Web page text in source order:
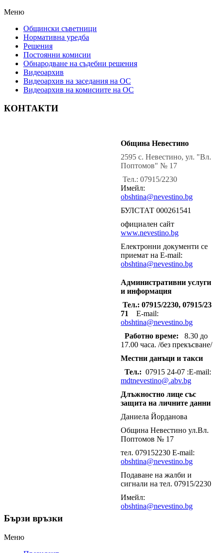
Меню
Общински съветници
Нормативна уредба
Решения
Постоянни комисии
Обнародване на съдебни решения
Видеоархив
Видеоархив на заседания на ОС
Видеоархив на комисиите на ОС
КОНТАКТИ
Община Невестино
2595 с. Невестино, ул. "Вл.
Поптомов" № 17
Тел.: 07915/2230
Имейл:
obshtina@nevestino.bg
БУЛСТАТ 000261541
официален сайт
www.nevestino.bg
Електронни документи се
приемат на E-mail:
obshtina@nevestino.bg
Административни услуги
и информация
Тел.: 07915/2230, 07915/23
71
E-mail:
obshtina@nevestino.bg
Работно време: 8.30 до
17.00 часа. /без прекъсване/
Местни данъци и такси
Тел.: 07915 24-07 :E-mail:
mdtnevestino@.abv.bg
Длъжностно лице със
защита на личните данни
Даниела Йорданова
Община Невестино ул.Вл.
Поптомов № 17
тел. 079152230 E-mail:
obshtina@nevestino.bg
Подаване на жалби и
сигнали на тел. 07915/2230
Имейл:
obshtina@nevestino.bg
Бързи връзки
Меню